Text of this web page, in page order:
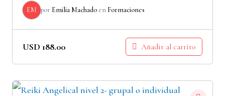
EM por Emilia Machadoen Formaciones
USD 188.00 Añadir al carrito